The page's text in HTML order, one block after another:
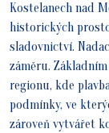
Kostelanech nad
historických
sladovnictví.
záměru.
regionu, kde
podmínky, ve
zároveň vytvářet